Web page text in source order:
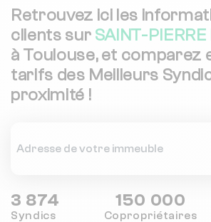
Retrouvez ici les
clients sur SAINT-
à Toulouse, et comparez
tarifs des Meilleurs
proximité !
3 874
Syndics
150 000
Copropriétaires